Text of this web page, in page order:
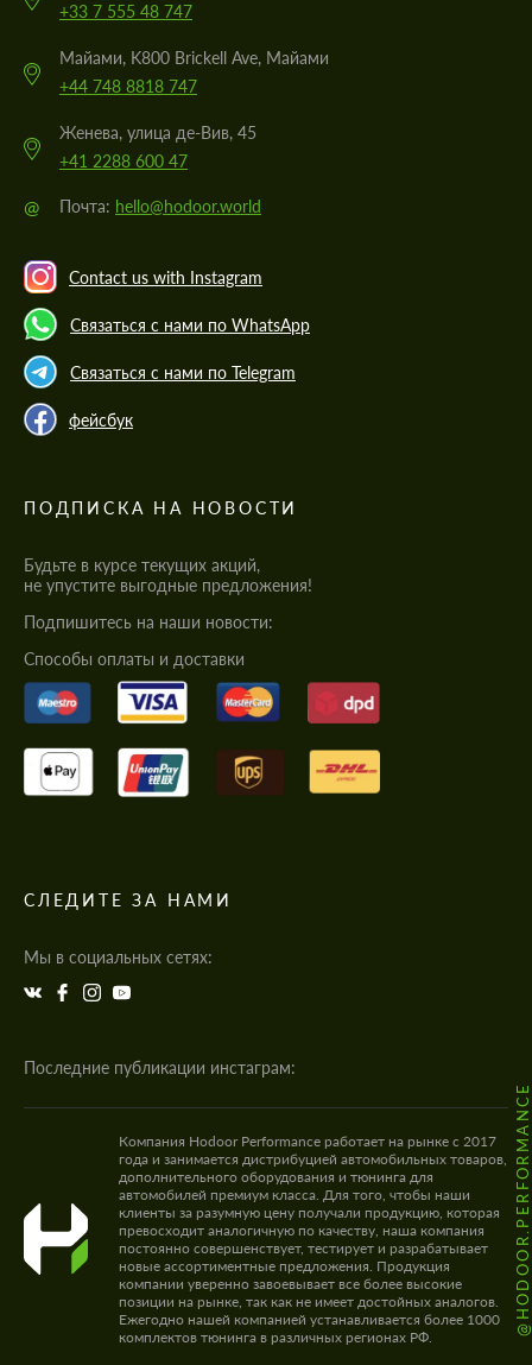
+33 7 555 48 747
Майами, K800 Brickell Ave, Майами
+44 748 8818 747
Женева, улица де-Вив, 45
+41 2288 600 47
@ Почта: hello@hodoor.world
Contact us with Instagram
Связаться с нами по WhatsApp
Связаться с нами по Telegram
фейсбук
ПОДПИСКА НА НОВОСТИ
Будьте в курсе текущих акций,
не упустите выгодные предложения!
Подпишитесь на наши новости:
Cпособы оплаты и доставки
СЛЕДИТЕ ЗА НАМИ
Мы в социальных сетях:
Последние публикации инстаграм:
@HODOOR.PERFORMANCE
Компания Hodoor Performance работает на рынке с 2017
года и занимается дистрибуцией автомобильных товаров,
дополнительного оборудования и тюнинга для
автомобилей премиум класса. Для того, чтобы наши
клиенты за разумную цену получали продукцию, которая
превосходит аналогичную по качеству, наша компания
постоянно совершенствует, тестирует и разрабатывает
новые ассортиментные предложения. Продукция
компании уверенно завоевывает все более высокие
позиции на рынке, так как не имеет достойных аналогов.
Ежегодно нашей компанией устанавливается более 1000
комплектов тюнинга в различных регионах РФ.